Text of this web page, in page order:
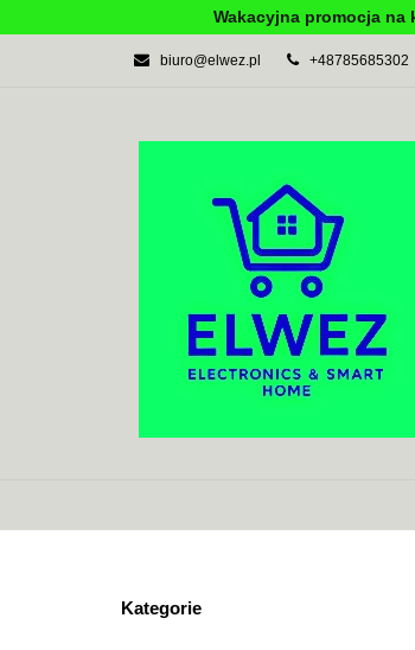
Wakacyjna promocja na
biuro@elwez.pl +48785685302
Kategorie